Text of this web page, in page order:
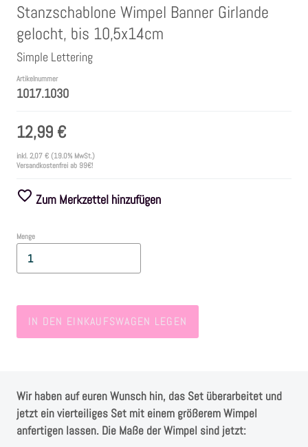
Papiere
Bänder & Garn
Zubehör
Maritim/Sommer
Herbst
Weihnachten
Instagram
Stanzschablone Wimpel Banner Girlande
gelocht, bis 10,5x14cm
Simple Lettering
Artikelnummer
1017.1030
12,99 €
inkl. 2,07 € (19.0% MwSt.)
Versandkostenfrei ab 99€!
Zum Merkzettel hinzufügen
Menge
IN DEN EINKAUFSWAGEN LEGEN
Wir haben auf euren Wunsch hin, das Set überarbeitet und
jetzt ein vierteiliges Set mit einem größerem Wimpel
anfertigen lassen. Die Maße der Wimpel sind jetzt: